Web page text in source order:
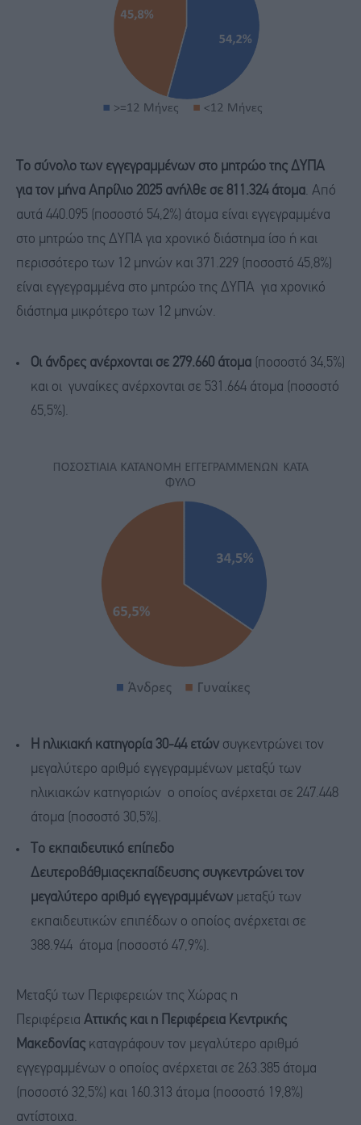
Το σύνολο των εγγεγραμμένων στο μητρώο της ΔΥΠΑ
για τον μήνα Απρίλιο 2025 ανήλθε σε 811.324 άτομα. Από
αυτά 440.095 (ποσοστό 54,2%) άτομα είναι εγγεγραμμένα
στο μητρώο της ΔΥΠΑ για χρονικό διάστημα ίσο ή και
περισσότερο των 12 μηνών και 371.229 (ποσοστό 45,8%)
είναι εγγεγραμμένα στο μητρώο της ΔΥΠΑ για χρονικό
διάστημα μικρότερο των 12 μηνών.
Οι άνδρες ανέρχονται σε 279.660 άτομα (ποσοστό 34,5%)
και οι γυναίκες ανέρχονται σε 531.664 άτομα (ποσοστό
65,5%).
Η ηλικιακή κατηγορία 30-44 ετών συγκεντρώνει τον
μεγαλύτερο αριθμό εγγεγραμμένων μεταξύ των
ηλικιακών κατηγοριών ο οποίος ανέρχεται σε 247.448
άτομα (ποσοστό 30,5%).
Το εκπαιδευτικό επίπεδο
Δευτεροβάθμιαςεκπαίδευσης συγκεντρώνει τον
μεγαλύτερο αριθμό εγγεγραμμένων μεταξύ των
εκπαιδευτικών επιπέδων ο οποίος ανέρχεται σε
388.944 άτομα (ποσοστό 47,9%).
Μεταξύ των Περιφερειών της Χώρας η
Περιφέρεια Αττικής και η Περιφέρεια Κεντρικής
Μακεδονίας καταγράφουν τον μεγαλύτερο αριθμό
εγγεγραμμένων ο οποίος ανέρχεται σε 263.385 άτομα
(ποσοστό 32,5%) και 160.313 άτομα (ποσοστό 19,8%)
αντίστοιχα.